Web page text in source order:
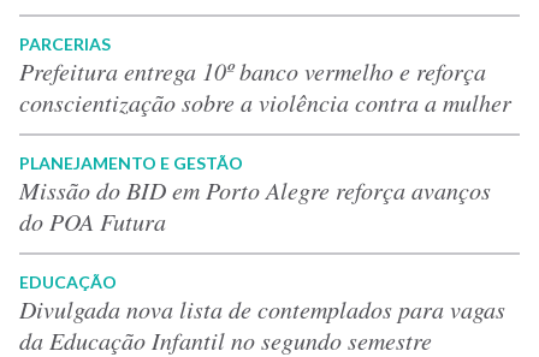
PARCERIAS
Prefeitura entrega 10º banco vermelho e reforça
conscientização sobre a violência contra a mulher
PLANEJAMENTO E GESTÃO
Missão do BID em Porto Alegre reforça avanços
do POA Futura
EDUCAÇÃO
Divulgada nova lista de contemplados para vagas
da Educação Infantil no segundo semestre